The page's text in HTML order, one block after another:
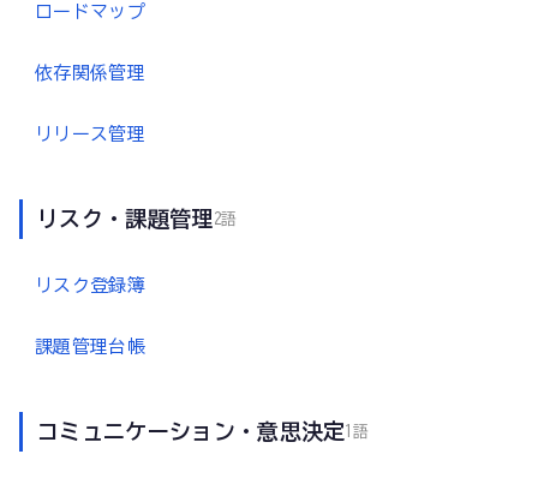
ロードマップ
依存関係管理
リリース管理
リスク・課題管理2語
リスク登録簿
課題管理台帳
コミュニケーション・意思決定 1語